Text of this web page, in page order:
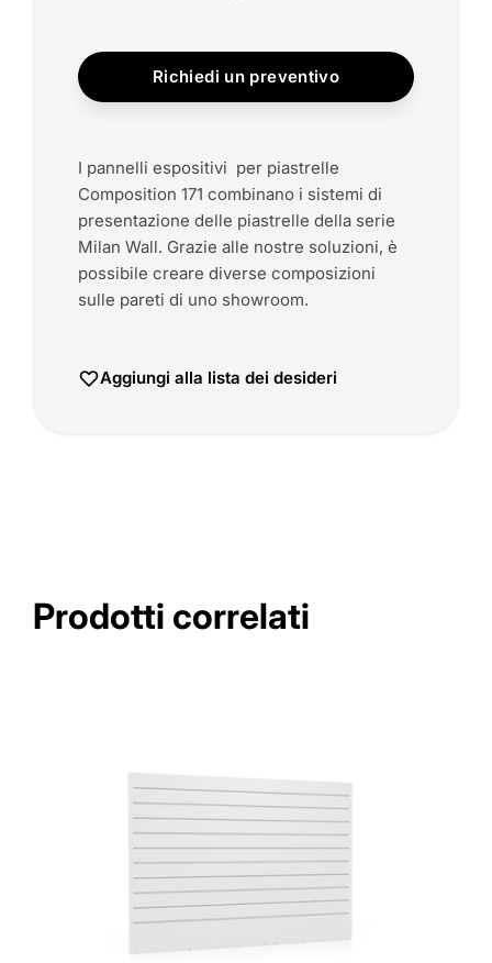
Richiedi un preventivo
I pannelli espositivi per piastrelle
Composition 171 combinano i sistemi di
presentazione delle piastrelle della serie
Milan Wall. Grazie alle nostre soluzioni, è
possibile creare diverse composizioni
sulle pareti di uno showroom.
Aggiungi alla lista dei desideri
Prodotti correlati